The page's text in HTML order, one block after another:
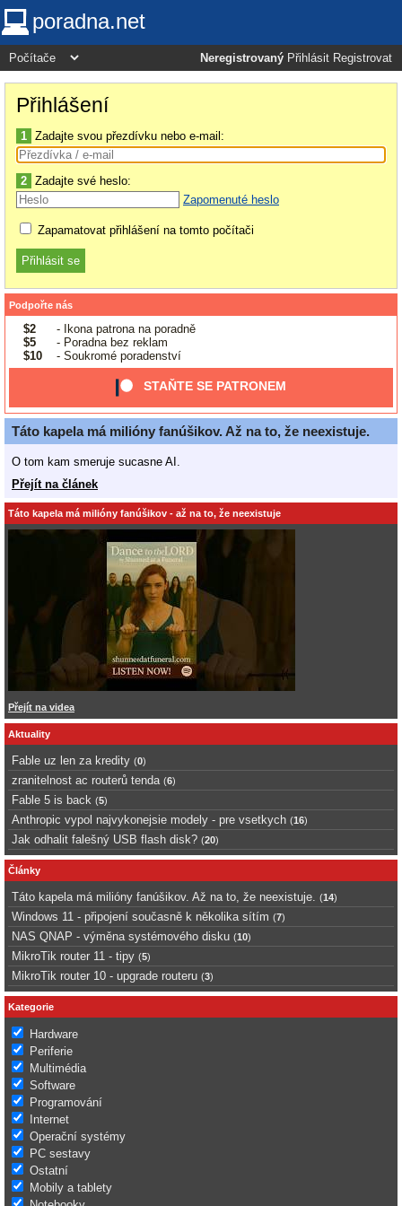
poradna.net
Neregistrovaný Přihlásit Registrovat
Přihlášení
1 Zadajte svou přezdívku nebo e-mail:
2 Zadajte své heslo:
Zapomenuté heslo
Zapamatovat přihlášení na tomto počítači
Podpořte nás
$2
- Ikona patrona na poradně
$5
- Poradna bez reklam
$10
- Soukromé poradenství
STAŇTE SE PATRONEM
Táto kapela má milióny fanúšikov. Až na to, že neexistuje.
O tom kam smeruje sucasne AI.
Přejít na článek
Táto kapela má milióny fanúšikov - až na to, že neexistuje
Přejít na videa
Aktuality
Fable uz len za kredity (0)
zranitelnost ac routerů tenda (6)
Fable 5 is back (5)
Anthropic vypol najvykonejsie modely - pre vsetkych (16)
Jak odhalit falešný USB flash disk? (20)
Články
Táto kapela má milióny fanúšikov. Až na to, že neexistuje. (14)
Windows 11 - připojení současně k několika sítím (7)
NAS QNAP - výměna systémového disku (10)
MikroTik router 11 - tipy (5)
MikroTik router 10 - upgrade routeru (3)
Kategorie
Hardware
Periferie
Multimédia
Software
Programování
Internet
Operační systémy
PC sestavy
Ostatní
Mobily a tablety